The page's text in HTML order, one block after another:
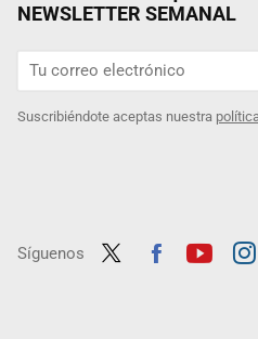
NEWSLETTER SEMANAL
Suscribiéndote aceptas nuestra
Síguenos